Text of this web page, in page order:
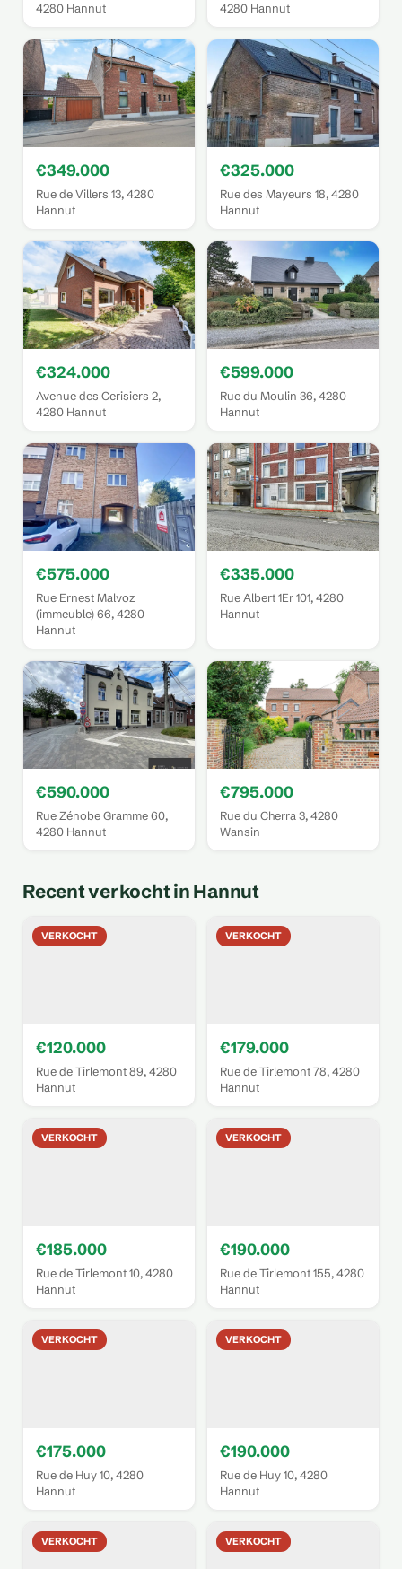
4280 Hannut 4280 Hannut
€349.000
Rue de Villers 13, 4280
Hannut
€325.000
Rue des Mayeurs 18, 4280
Hannut
€324.000
Avenue des Cerisiers 2,
4280 Hannut
€599.000
Rue du Moulin 36, 4280
Hannut
€575.000
Rue Ernest Malvoz
(immeuble) 66, 4280
Hannut
€335.000
Rue Albert 1Er 101, 4280
Hannut
€590.000
Rue Zénobe Gramme 60,
4280 Hannut
€795.000
Rue du Cherra 3, 4280
Wansin
Recent verkocht in Hannut
VERKOCHT
€120.000
Rue de Tirlemont 89, 4280
Hannut
VERKOCHT
€179.000
Rue de Tirlemont 78, 4280
Hannut
VERKOCHT
€185.000
Rue de Tirlemont 10, 4280
Hannut
VERKOCHT
€190.000
Rue de Tirlemont 155, 4280
Hannut
VERKOCHT
€175.000
Rue de Huy 10, 4280
Hannut
VERKOCHT
€190.000
Rue de Huy 10, 4280
Hannut
VERKOCHT VERKOCHT